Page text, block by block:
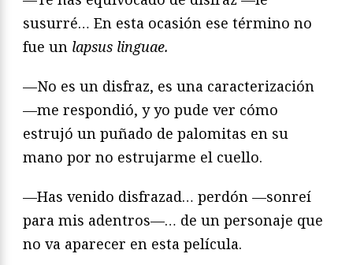
susurré… En esta ocasión ese término no
fue un lapsus linguae.
—No es un disfraz, es una caracterización
—me respondió, y yo pude ver cómo
estrujó un puñado de palomitas en su
mano por no estrujarme el cuello.
—Has venido disfrazad… perdón —sonreí
para mis adentros—… de un personaje que
no va aparecer en esta película.